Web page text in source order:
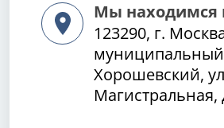
Мы находимся
123290, г.
муниципальный
Хорошевский,
Магистральная,